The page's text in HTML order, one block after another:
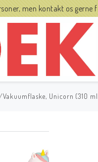
men kontakt os
Unicorn (310